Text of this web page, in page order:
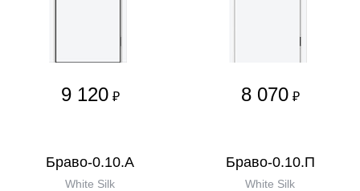
9 120 ₽ 8 070 ₽
Браво-0.10.А
White Silk
Браво-0.10.П
White Silk